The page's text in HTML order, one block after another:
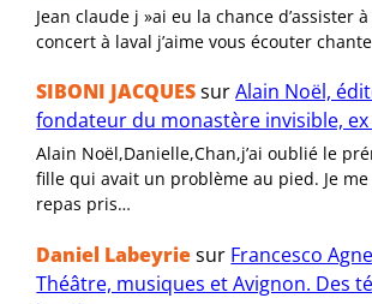
Jean claude j »ai eu la chance d’assister à
concert à laval j’aime vous écouter
SIBONI JACQUESsurAlain Noël,
fondateur du monastère invisible,
Alain Noël,Danielle,Chan,j’ai oublié le
fille qui avait un problème au pied. Je
repas pris…
Daniel Labeyriesur Francesco
Théâtre, musiques et Avignon. Des